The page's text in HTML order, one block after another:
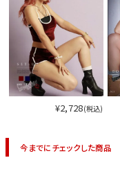
¥2,728(税込)
今までにチェックした商品